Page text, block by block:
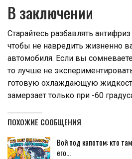
В заключении
Старайтесь разбавлять
чтобы не навредить жизненно
автомобиля. Если вы
то лучше не
готовую охлаждающую
замерзает только при -60
ПОХОЖИЕ СООБЩЕНИЯ
Вой под капотом: кто
его…